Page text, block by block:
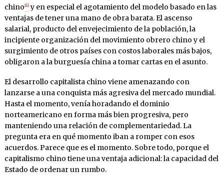
chinoiiiy en especial el agotamiento del modelo basado en las
ventajas de tener una mano de obra barata. El ascenso
salarial, producto del envejecimiento de la población, la
incipiente organización del movimiento obrero chino y el
surgimiento de otros países con costos laborales más bajos,
obligaron a la burguesía china a tomar cartas en el asunto.
El desarrollo capitalista chino viene amenazando con
lanzarse a una conquista más agresiva del mercado mundial.
Hasta el momento, venía horadando el dominio
norteamericano en forma más bien progresiva, pero
manteniendo una relación de complementariedad. La
pregunta era en qué momento iban a romper con esos
acuerdos. Parece que es el momento. Sobre todo, porque el
capitalismo chino tiene una ventaja adicional: la capacidad del
Estado de ordenar un rumbo.